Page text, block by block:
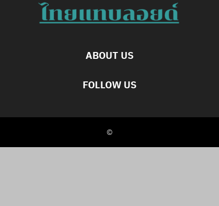
ABOUT US
FOLLOW US
©